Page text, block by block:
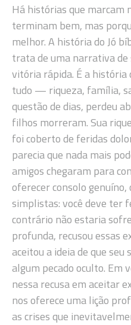
Há histórias que marcam
terminam bem, mas
melhor. A história do Jó
trata de uma narrativa de
vitória rápida. É a
tudo — riqueza, família,
questão de dias, perdeu
filhos morreram. Sua
foi coberto de feridas
parecia que nada mais
amigos chegaram para
oferecer consolo
simplistas: você deve ter
contrário não estaria
profunda, recusou essas
aceitou a ideia de que
algum pecado oculto. Em
nessa recusa em aceitar
nos oferece uma lição
as crises que